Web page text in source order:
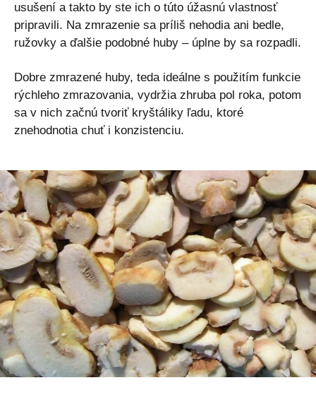
usušení a takto by ste ich o túto úžasnú vlastnosť
pripravili. Na zmrazenie sa príliš nehodia ani bedle,
ružovky a ďalšie podobné huby – úplne by sa rozpadli.
Dobre zmrazené huby, teda ideálne s použitím funkcie
rýchleho zmrazovania, vydržia zhruba pol roka, potom
sa v nich začnú tvoriť kryštáliky ľadu, ktoré
znehodnotia chuť i konzistenciu.